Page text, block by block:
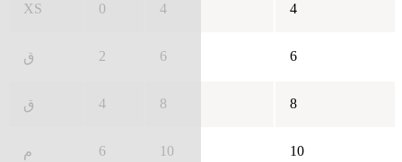
XS 0 4 4
ق 2 6 6
ق 4 8 8
م 6 10 10